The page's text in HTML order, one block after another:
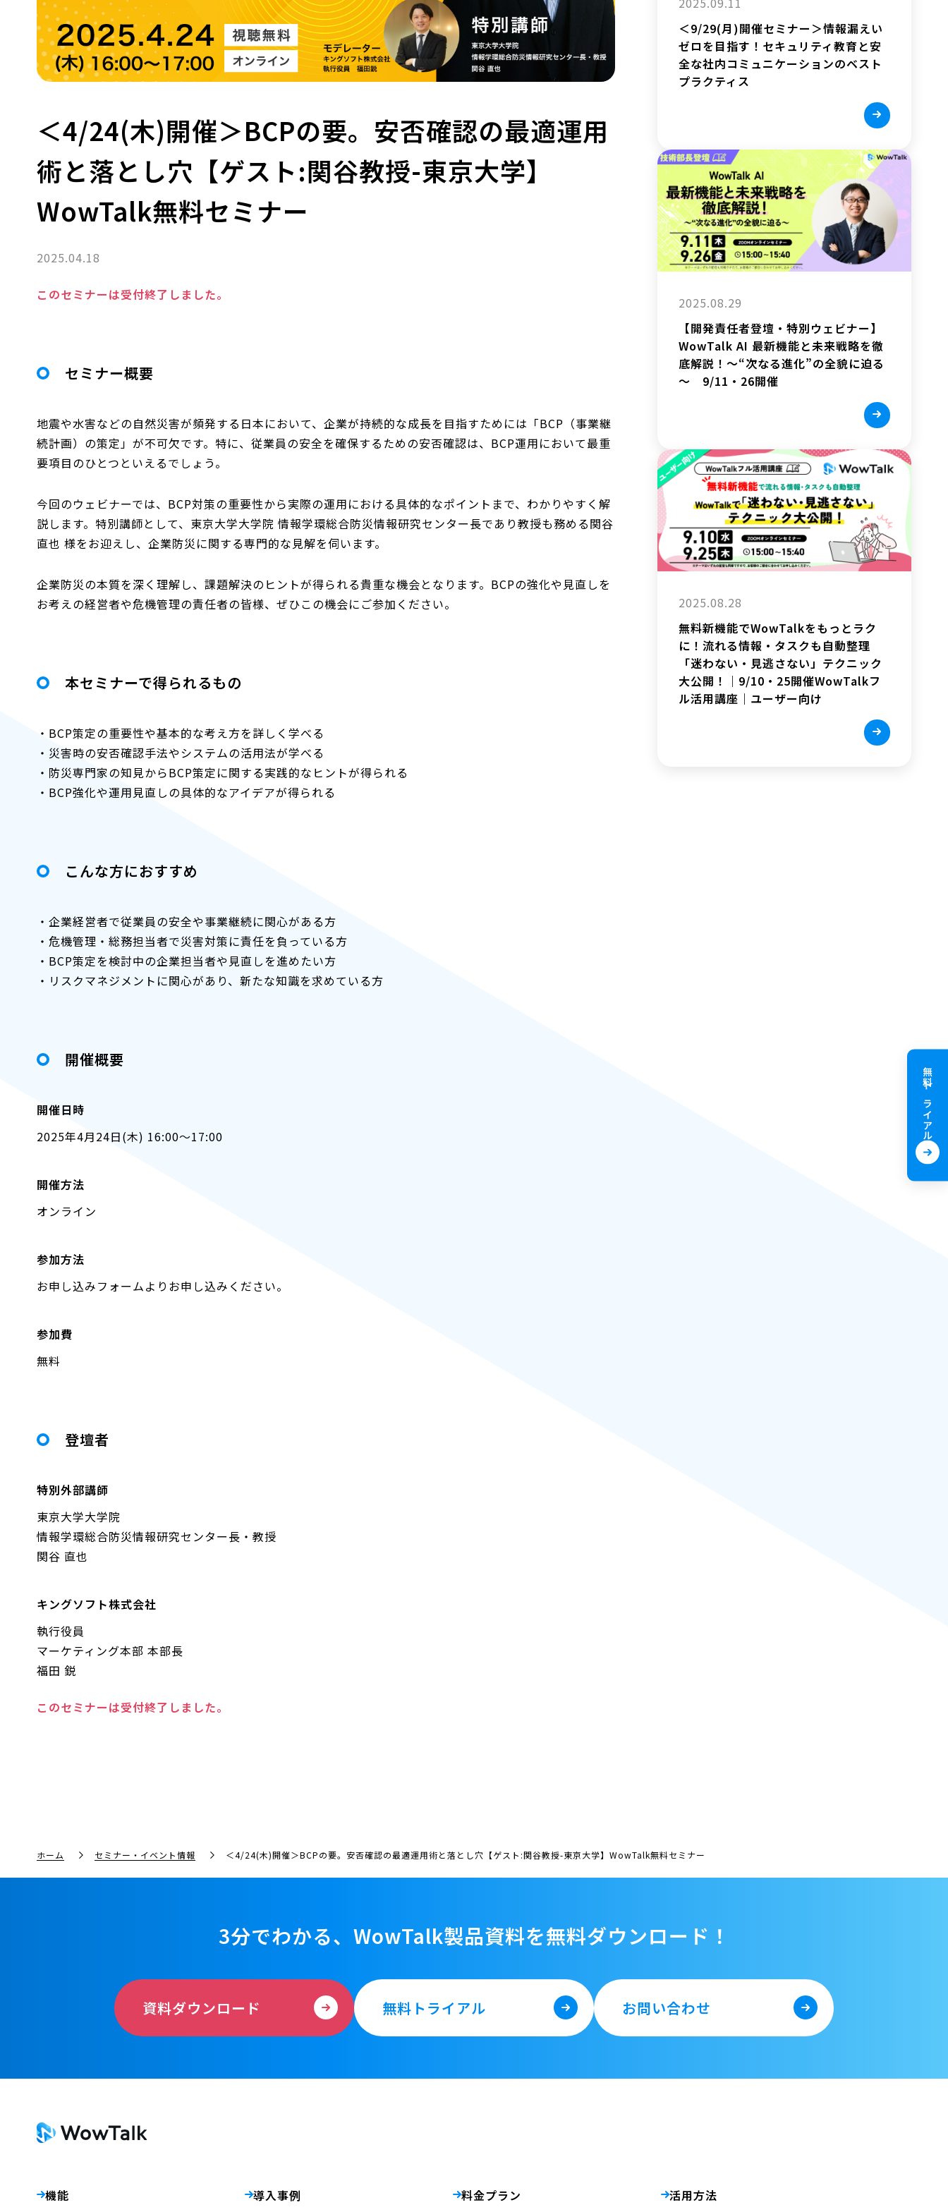
無料トライアル
＜4/24(木)開催＞BCPの要。安否確認の最適運用
術と落とし穴【ゲスト:関谷教授-東京大学】
WowTalk無料セミナー
2025.04.18
このセミナーは受付終了しました。
セミナー概要
地震や水害などの自然災害が頻発する日本において、企業が持続的な成長を目指すためには「BCP（事業継
続計画）の策定」が不可欠です。特に、従業員の安全を確保するための安否確認は、BCP運用において最重
要項目のひとつといえるでしょう。
今回のウェビナーでは、BCP対策の重要性から実際の運用における具体的なポイントまで、わかりやすく解
説します。特別講師として、東京大学大学院 情報学環総合防災情報研究センター長であり教授も務める関谷
直也 様をお迎えし、企業防災に関する専門的な見解を伺います。
企業防災の本質を深く理解し、課題解決のヒントが得られる貴重な機会となります。BCPの強化や見直しを
お考えの経営者や危機管理の責任者の皆様、ぜひこの機会にご参加ください。
本セミナーで得られるもの
・BCP策定の重要性や基本的な考え方を詳しく学べる
・災害時の安否確認手法やシステムの活用法が学べる
・防災専門家の知見からBCP策定に関する実践的なヒントが得られる
・BCP強化や運用見直しの具体的なアイデアが得られる
こんな方におすすめ
・企業経営者で従業員の安全や事業継続に関心がある方
・危機管理・総務担当者で災害対策に責任を負っている方
・BCP策定を検討中の企業担当者や見直しを進めたい方
・リスクマネジメントに関心があり、新たな知識を求めている方
開催概要
開催日時
2025年4月24日(木) 16:00～17:00
開催方法
オンライン
参加方法
お申し込みフォームよりお申し込みください。
参加費
無料
登壇者
​​特別外部講師
東京大学大学院
情報学環総合防災情報研究センター長・教授
関谷 直也
キングソフト株式会社
執行役員
マーケティング本部 本部長
福田 鋭
このセミナーは受付終了しました。
＜9/29(月)開催セミナー＞情報漏えい
ゼロを目指す！セキュリティ教育と安
全な社内コミュニケーションのベスト
プラクティス
2025.08.29
【開発責任者登壇・特別ウェビナー】
WowTalk AI 最新機能と未来戦略を徹
底解説！～“次なる進化”の全貌に迫る
～ 9/11・26開催
2025.08.28
無料新機能でWowTalkをもっとラク
に！流れる情報・タスクも自動整理
「迷わない・見逃さない」テクニック
大公開！｜9/10・25開催WowTalkフ
ル活用講座｜ユーザー向け
ホーム セミナー・イベント情報 ＜4/24(木)開催＞BCPの要。安否確認の最適運用術と落とし穴【ゲスト:関谷教授-東京大学】WowTalk無料セミナー
3分でわかる、WowTalk製品資料を無料ダウンロード！
資料ダウンロード 無料トライアル お問い合わせ
機能 導入事例 料金プラン 活用方法